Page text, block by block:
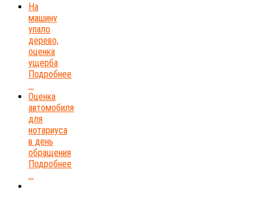
На
машину
упало
дерево,
оценка
ущерба
Подробнее
...
Оценка
автомобиля
для
нотариуса
в день
обращения
Подробнее
...